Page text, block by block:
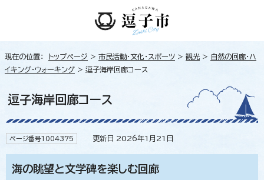
現在の位置： トップページ > 市民活動・文化・スポーツ > 観光 > 自然の回廊・ハ
イキング・ウォーキング > 逗子海岸回廊コース
逗子海岸回廊コース
ページ番号1004375 更新日 2026年1月21日
海の眺望と文学碑を楽しむ回廊